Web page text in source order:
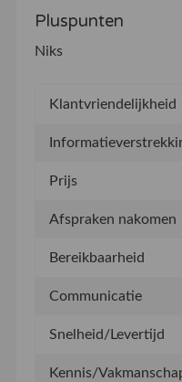
Pluspunten
Niks
Klantvriendelijkheid
Prijs
Afspraken nakomen
Bereikbaarheid
Communicatie
Snelheid/Levertijd
Kennis/